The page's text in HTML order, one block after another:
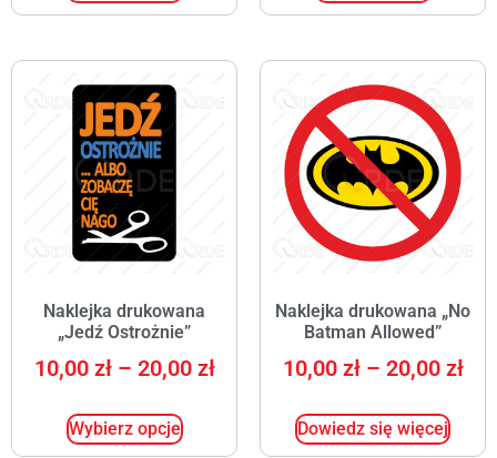
Naklejka drukowana
„Jedź Ostrożnie”
10,00 zł – 20,00 zł
Wybierz opcje
Naklejka drukowana „No
Batman Allowed”
10,00 zł – 20,00 zł
Dowiedz się więcej